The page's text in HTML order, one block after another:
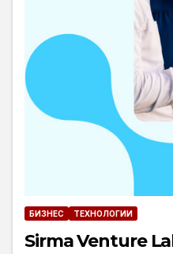
БИЗНЕС ТЕХНОЛОГИИ
Sirma Venture